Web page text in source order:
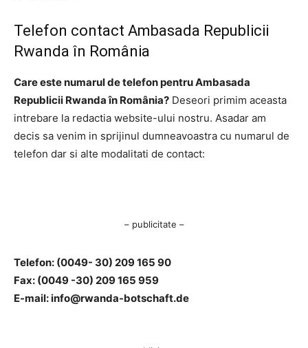
Telefon contact Ambasada Republicii
Rwanda în România
Care este numarul de telefon pentru Ambasada
Republicii Rwanda în România? Deseori primim aceasta
intrebare la redactia website-ului nostru. Asadar am
decis sa venim in sprijinul dumneavoastra cu numarul de
telefon dar si alte modalitati de contact:
– publicitate –
Telefon: (0049- 30) 209 165 90
Fax: (0049 -30) 209 165 959
E-mail:info@rwanda-botschaft.de